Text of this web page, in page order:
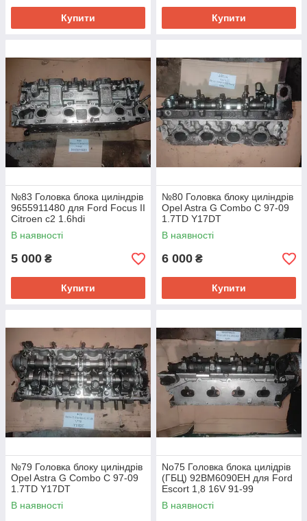
Купити Купити
№83 Головка блока циліндрів
9655911480 для Ford Focus II
Citroen c2 1.6hdi
В наявності
5 000 ₴
Купити
№80 Головка блоку циліндрів
Opel Astra G Combo C 97-09
1.7TD Y17DT
В наявності
6 000 ₴
Купити
№79 Головка блоку циліндрів
Opel Astra G Combo C 97-09
1.7TD Y17DT
В наявності
No75 Головка блока цилідрів
(ГБЦ) 92BM6090EH для Ford
Escort 1,8 16V 91-99
В наявності